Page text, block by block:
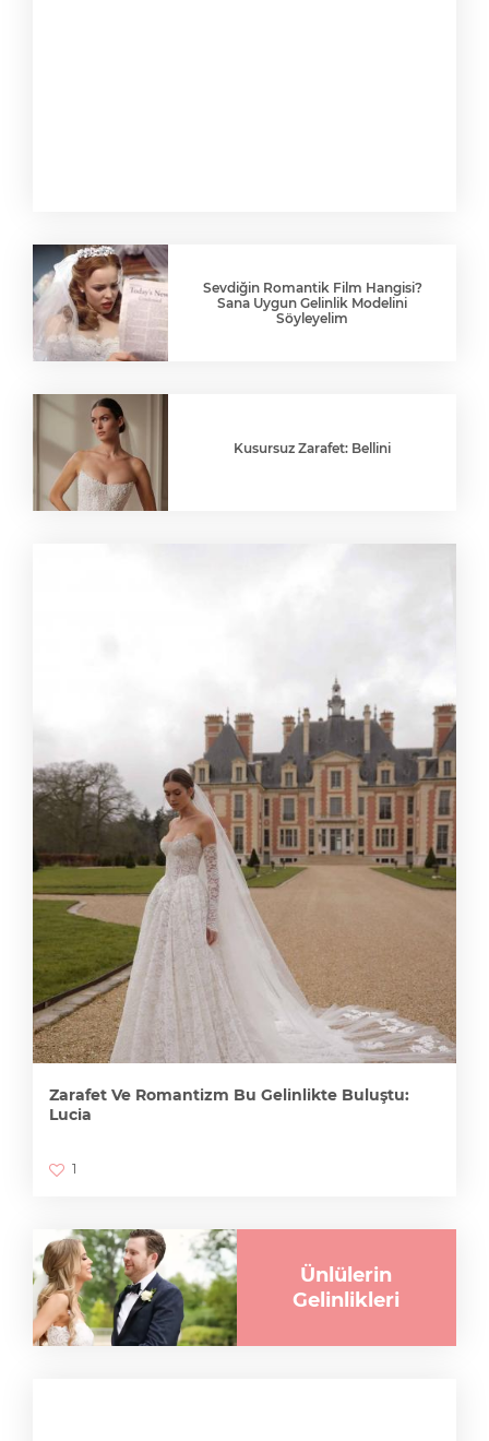
Sevdiğin Romantik Film Hangisi?
Sana Uygun Gelinlik Modelini
Söyleyelim
Kusursuz Zarafet: Bellini
Zarafet Ve Romantizm Bu Gelinlikte Buluştu:
Lucia
1
Ünlülerin
Gelinlikleri